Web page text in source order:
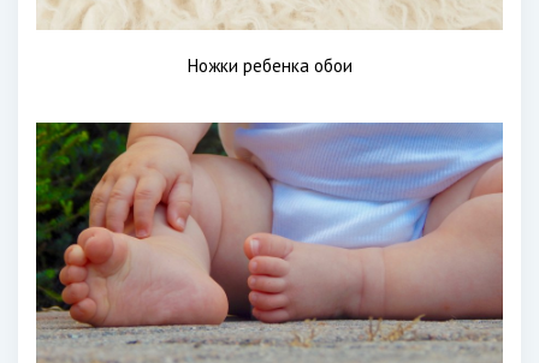
Ножки ребенка обои